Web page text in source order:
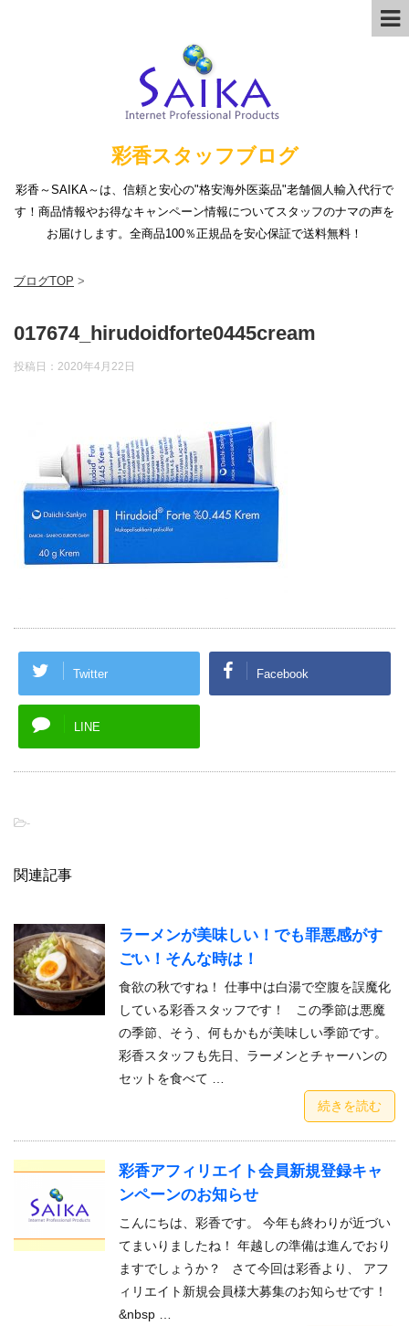
彩香スタッフブログ
彩香～SAIKA～は、信頼と安心の"格安海外医薬品"老舗個人輸入代行で
す！商品情報やお得なキャンペーン情報についてスタッフのナマの声を
お届けします。全商品100％正規品を安心保証で送料無料！
ブログTOP >
017674_hirudoidforte0445cream
投稿日： 2020年4月22日
Twitter Facebook
LINE
-
関連記事
ラーメンが美味しい！でも罪悪感がす
ごい！そんな時は！
食欲の秋ですね！ 仕事中は白湯で空腹を誤魔化
している彩香スタッフです！ この季節は悪魔
の季節、そう、何もかもが美味しい季節です。
彩香スタッフも先日、ラーメンとチャーハンの
セットを食べて …
続きを読む
彩香アフィリエイト会員新規登録キャ
ンペーンのお知らせ
こんにちは、彩香です。 今年も終わりが近づい
てまいりましたね！ 年越しの準備は進んでおり
ますでしょうか？ さて今回は彩香より、 アフ
ィリエイト新規会員様大募集のお知らせです！
&nbsp …